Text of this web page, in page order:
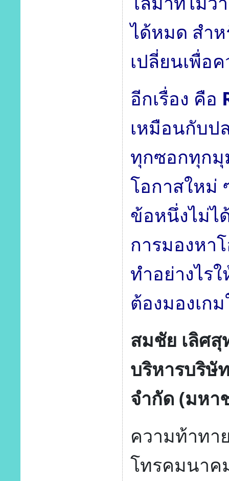
ได้หมด สำ
เปลี่ยนเพื่อ
อีกเรื่อง คือ
เหมือนกับป
ทุกซอกทุกมุ
โอกาสใหม่
ข้อหนึ่งไม่ไ
การมองหา
ทำอย่างไร
ต้องมองเก
สมชัย เลิศ
บริหารบริษั
จำกัด (มหา
ความท้าทา
โทรคมนาค